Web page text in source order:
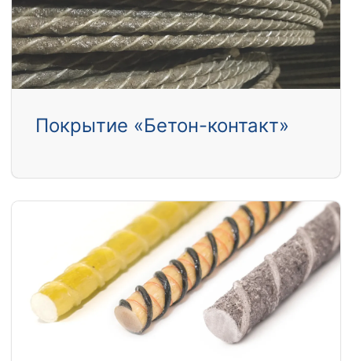
Покрытие «Бетон-контакт»